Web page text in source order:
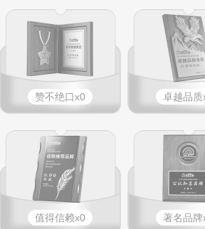
赞不绝口x0 卓越品质
值得信赖x0 著名品牌